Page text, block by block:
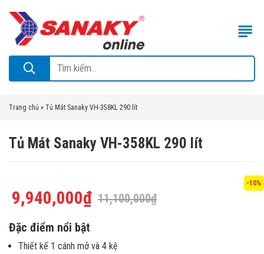
Trang chủ » Tủ Mát Sanaky VH-358KL 290 lít
Tủ Mát Sanaky VH-358KL 290 lít
-10%
11,100,000₫
9,940,000₫
Đặc điểm nổi bật
Thiết kế 1 cánh mở và 4 kệ